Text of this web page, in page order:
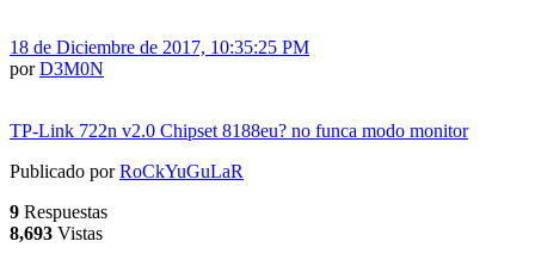
18 de Diciembre de 2017, 10:35:25 PM
porD3M0N
TP-Link 722n v2.0 Chipset 8188eu? no funca modo monitor
Publicado porRoCkYuGuLaR
9 Respuestas
8,693 Vistas